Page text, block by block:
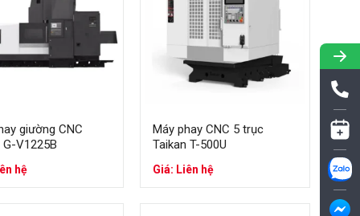
giường CNC
G-V1225B
hệ
Máy phay CNC 5 trục
Taikan T-500U
Giá: Liên hệ